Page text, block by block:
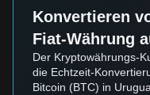
Konvertieren
Fiat-Währung
Der Kryptowährungs-
die Echtzeit-
Bitcoin (BTC) in